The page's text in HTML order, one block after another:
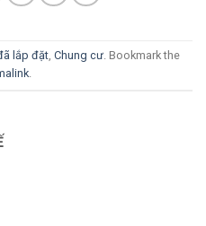
lắp đặt, Chung cư. Bookmark the
.